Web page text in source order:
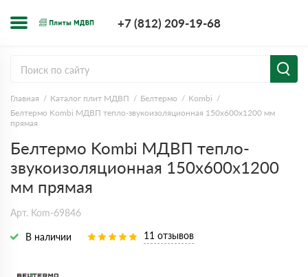
+7 (812) 209-19-68
Главная Каталог плит МДВП Белтермо
Kombi
Белтермо Kombi МДВП тепло-звукоизоляционная 150х600х1200 мм
прямая
Белтермо Kombi МДВП тепло-
звукоизоляционная 150х600х1200
мм прямая
Арт. Kom-69846
В наличии 11 отзывов